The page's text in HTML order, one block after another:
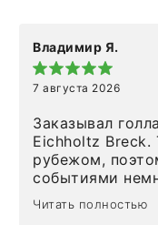
Владимир Я.
7 августа 2026
Заказывал
Eichholtz Breck.
рубежом,
событиями
Но homeadore
определенное
Читать полностью